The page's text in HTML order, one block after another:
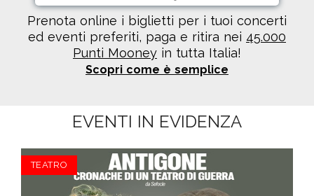
Prenota online i biglietti per i tuoi concerti
ed eventi preferiti, paga e ritira nei 45.000
Punti Mooney in tutta Italia!
Scopri come è semplice
EVENTI IN EVIDENZA
TEATRO